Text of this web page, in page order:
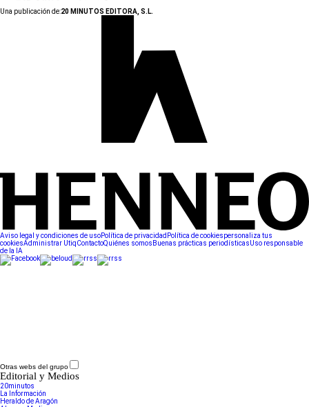
Una publicación de:20 MINUTOS EDITORA, S.L.
Aviso legal y condiciones de usoPolítica de privacidad Política de cookiespersonaliza tus
cookiesAdministrar UtiqContactoQuiénes somos Buenas prácticas periodísticasUso responsable
de la IA
Otras webs del grupo
Editorial y Medios
20minutos
La Información
Heraldo de Aragón